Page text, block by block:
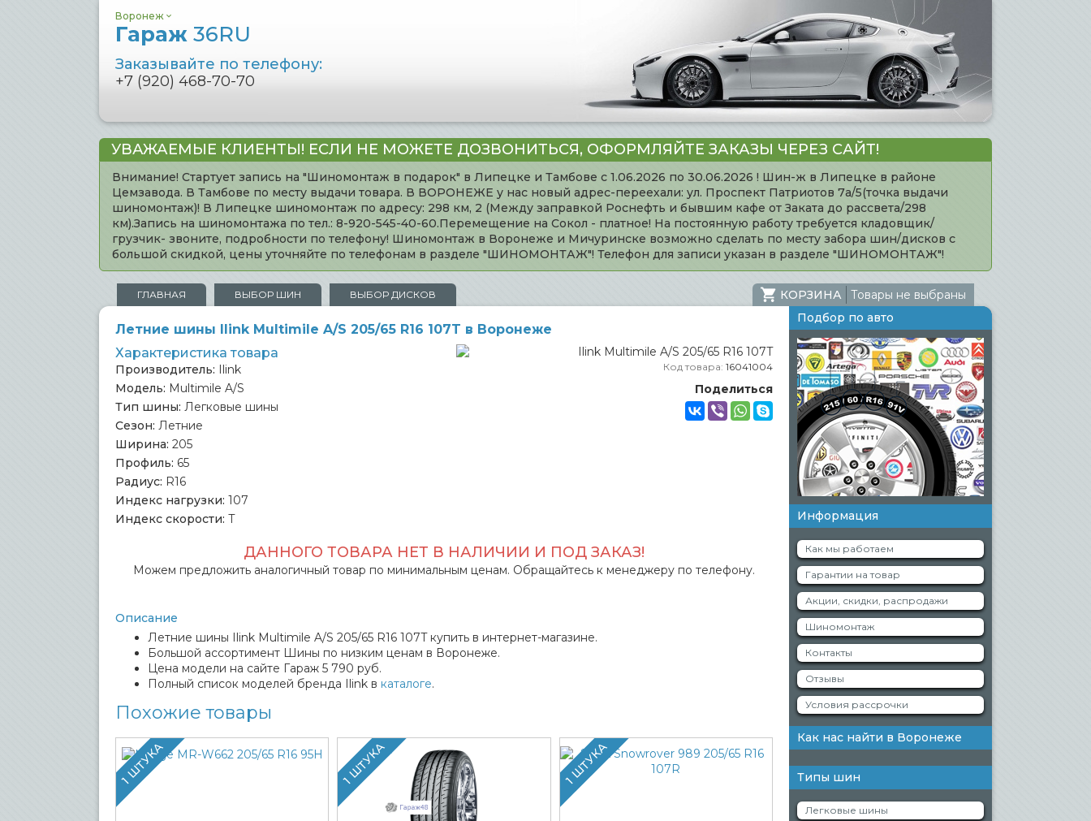
Воронеж
Гараж 36RU
Заказывайте по телефону:
+7 (920) 468-70-70
УВАЖАЕМЫЕ КЛИЕНТЫ! ЕСЛИ НЕ МОЖЕТЕ ДОЗВОНИТЬСЯ, ОФОРМЛЯЙТЕ ЗАКАЗЫ ЧЕРЕЗ САЙТ!
Внимание! Стартует запись на "Шиномонтаж в подарок" в Липецке и Тамбове с 1.06.2026 по 30.06.2026 ! Шин-ж в Липецке в районе
Цемзавода. В Тамбове по месту выдачи товара. В ВОРОНЕЖЕ у нас новый адрес-переехали: ул. Проспект Патриотов 7а/5(точка выдачи
шиномонтаж)! В Липецке шиномонтаж по адресу: 298 км, 2 (Между заправкой Роснефть и бывшим кафе от Заката до рассвета/298
км).Запись на шиномонтажа по тел.: 8-920-545-40-60.Перемещение на Сокол - платное! На постоянную работу требуется кладовщик/
грузчик- звоните, подробности по телефону! Шиномонтаж в Воронеже и Мичуринске возможно сделать по месту забора шин/дисков с
большой скидкой, цены уточняйте по телефонам в разделе "ШИНОМОНТАЖ"! Телефон для записи указан в разделе "ШИНОМОНТАЖ"!
ГЛАВНАЯ ВЫБОР ШИН ВЫБОР ДИСКОВ КОРЗИНА Товары не выбраны
Летние шины Ilink Multimile A/S 205/65 R16 107T в Воронеже
Характеристика товара
Производитель: Ilink
Модель: Multimile A/S
Тип шины: Легковые шины
Сезон: Летние
Ширина: 205
Профиль: 65
Радиус: R16
Индекс нагрузки: 107
Индекс скорости: T
Код товара: 16041004
Поделиться
ДАННОГО ТОВАРА НЕТ В НАЛИЧИИ И ПОД ЗАКАЗ!
Можем предложить аналогичный товар по минимальным ценам. Обращайтесь к менеджеру по телефону.
Описание
Летние шины Ilink Multimile A/S 205/65 R16 107T купить в интернет-магазине.
Большой ассортимент Шины по низким ценам в Воронеже.
Цена модели на сайте Гараж 5 790 руб.
Полный список моделей бренда Ilink в каталоге.
Похожие товары
1 ШТУКА 1 ШТУКА 1 ШТУКА
Подбор по авто
Информация
Как мы работаем
Гарантии на товар
Акции, скидки, распродажи
Шиномонтаж
Контакты
Отзывы
Условия рассрочки
Как нас найти в Воронеже
Типы шин
Легковые шины